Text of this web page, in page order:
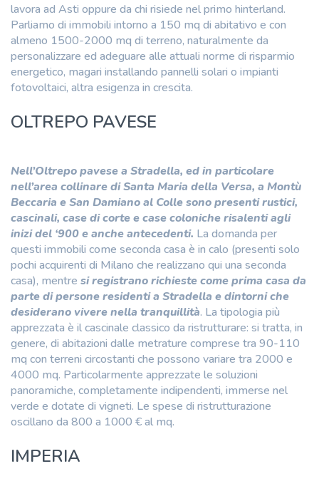
lavora ad Asti oppure da chi risiede nel primo hinterland.
Parliamo di immobili intorno a 150 mq di abitativo e con
almeno 1500-2000 mq di terreno, naturalmente da
personalizzare ed adeguare alle attuali norme di risparmio
energetico, magari installando pannelli solari o impianti
fotovoltaici, altra esigenza in crescita.
OLTREPO PAVESE
Nell’Oltrepo pavese a Stradella, ed in particolare
nell’area collinare di Santa Maria della Versa, a Montù
Beccaria e San Damiano al Colle sono presenti rustici,
cascinali, case di corte e case coloniche risalenti agli
inizi del ‘900 e anche antecedenti. La domanda per
questi immobili come seconda casa è in calo (presenti solo
pochi acquirenti di Milano che realizzano qui una seconda
casa), mentre si registrano richieste come prima casa da
parte di persone residenti a Stradella e dintorni che
desiderano vivere nella tranquillità. La tipologia più
apprezzata è il cascinale classico da ristrutturare: si tratta, in
genere, di abitazioni dalle metrature comprese tra 90-110
mq con terreni circostanti che possono variare tra 2000 e
4000 mq. Particolarmente apprezzate le soluzioni
panoramiche, completamente indipendenti, immerse nel
verde e dotate di vigneti. Le spese di ristrutturazione
oscillano da 800 a 1000 € al mq.
IMPERIA